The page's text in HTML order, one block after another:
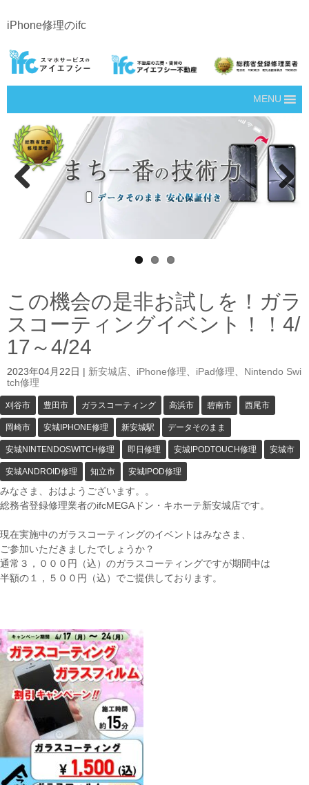
iPhone修理のifc
MENU
Next
この機会の是非お試しを！ガラ
スコーティングイベント！！4/
17～4/24
2023年04月22日 新安城店 iPhone修理 iPad修理
Nintendo Swi
tch修理
刈谷市 豊田市 ガラスコーティング 高浜市 碧南市 西尾市
岡崎市 安城IPHONE修理 新安城駅 データそのまま
安城NINTENDOSWITCH修理 即日修理 安城IPODTOUCH修理 安城市
安城ANDROID修理 知立市 安城IPOD修理
みなさま、おはようございます。。
総務省登録修理業者のifcMEGAドン・キホーテ新安城店です。
現在実施中のガラスコーティングのイベントはみなさま、
ご参加いただきましたでしょうか？
通常３，０００円（込）のガラスコーティングですが期間中は
半額の１，５００円（込）でご提供しております。